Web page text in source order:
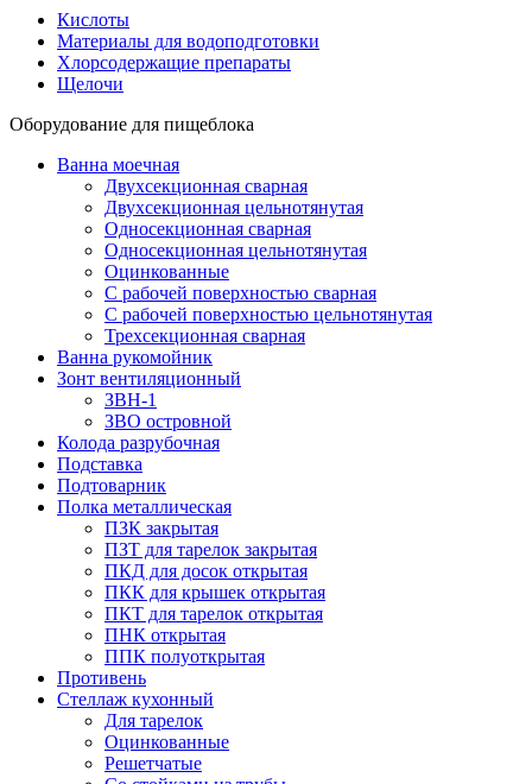
Кислоты
Материалы для водоподготовки
Хлорсодержащие препараты
Щелочи
Оборудование для пищеблока
Ванна моечная
Двухсекционная сварная
Двухсекционная цельнотянутая
Односекционная сварная
Односекционная цельнотянутая
Оцинкованные
С рабочей поверхностью сварная
С рабочей поверхностью цельнотянутая
Трехсекционная сварная
Ванна рукомойник
Зонт вентиляционный
ЗВН-1
ЗВО островной
Колода разрубочная
Подставка
Подтоварник
Полка металлическая
ПЗК закрытая
ПЗТ для тарелок закрытая
ПКД для досок открытая
ПКК для крышек открытая
ПКТ для тарелок открытая
ПНК открытая
ППК полуоткрытая
Противень
Стеллаж кухонный
Для тарелок
Оцинкованные
Решетчатые